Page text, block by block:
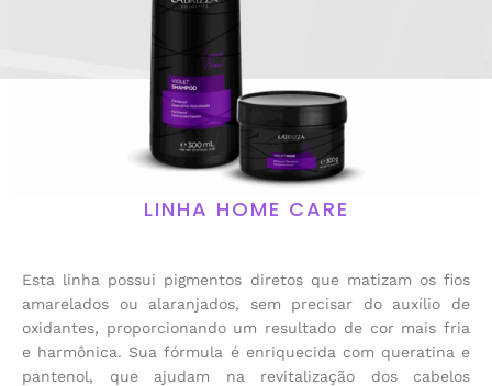
LINHA HOME CARE
Esta linha possui pigmentos diretos que matizam os fios
amarelados ou alaranjados, sem precisar do auxílio de
oxidantes, proporcionando um resultado de cor mais fria
e harmônica. Sua fórmula é enriquecida com queratina e
pantenol, que ajudam na revitalização dos cabelos